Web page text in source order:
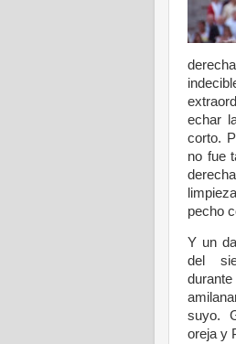
echar
corto.
no fue
pecho
Y un
del
suyo.
oreja y